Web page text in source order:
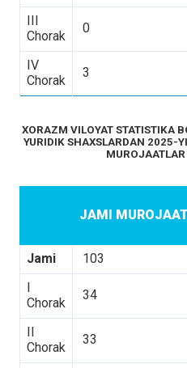
III
Chorak
0
IV
Chorak
3
XORAZM VILOYAT STATISTIKA
YURIDIK SHAXSLARDAN 2025-
JAMI
Jami
103
I
Chorak
34
II
Chorak
33